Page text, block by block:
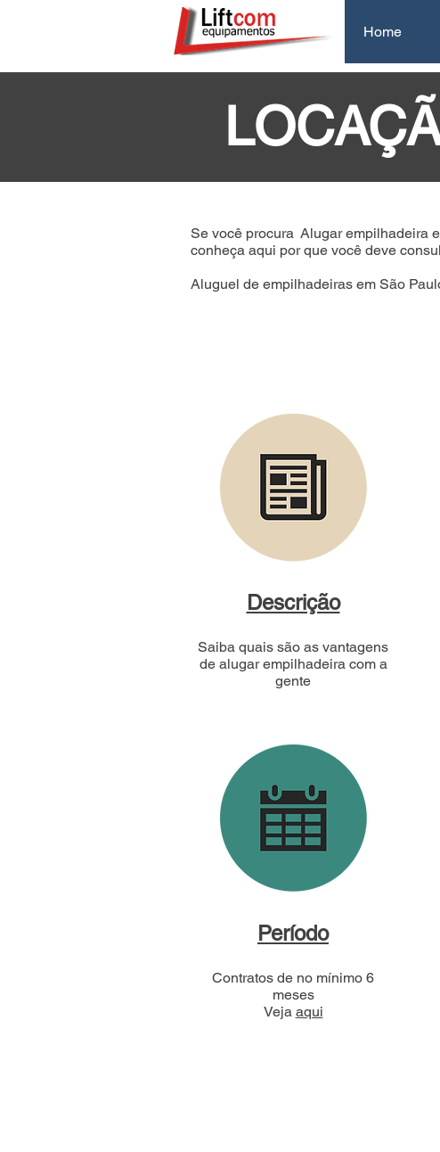
Home
Se você procura
conheça aqui por que você deve
Aluguel de empilhadeiras em São
Alugar empilhadeira
Descrição
Saiba quais são as vantagens
de alugar empilhadeira com a
gente
Período
Contratos de no mínimo 6
meses
Veja aqui